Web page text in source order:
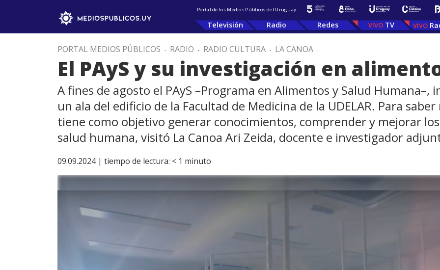
Portal de los Medios Públicos del Uruguay
Televisión Radio Redes TV
PORTAL MEDIOS PÚBLICOS . RADIO . RADIO CULTURA . LA CANOA .
El PAyS y su investigación en
A fines de agosto el PAyS –Programa en Alimentos y Salud Humana–,
un ala del edificio de la Facultad de Medicina de la UDELAR. Para
tiene como objetivo generar conocimientos, comprender y mejorar
salud humana, visitó La Canoa Ari Zeida, docente e investigador
09.09.2024 | tiempo de lectura: < 1 minuto